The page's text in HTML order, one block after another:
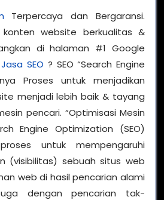
Terpercaya dan Bergaransi.
konten website berkualitas &
di halaman #1 Google
Jasa SEO ? SEO “Search Engine
Proses untuk menjadikan
menjadi lebih baik & tayang
pencari. “Optimisasi Mesin
Engine Optimization (SEO)
untuk mempengaruhi
(visibilitas) sebuah situs web
web di hasil pencarian alami
dengan pencarian tak-